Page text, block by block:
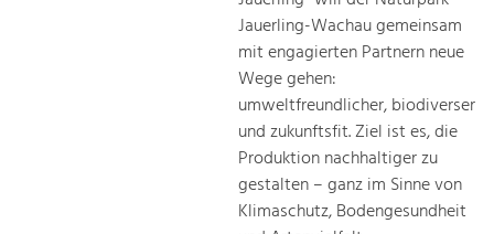
Increase in Regional Value Added.
Jauerling-Wachau gemeinsam
mit engagierten Partnern neue
Wege gehen:
umweltfreundlicher, biodiverser
und zukunftsfit. Ziel ist es, die
Produktion nachhaltiger zu
gestalten – ganz im Sinne von
Klimaschutz, Bodengesundheit